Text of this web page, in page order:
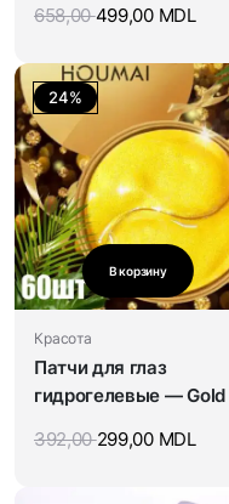
658,00499,00 MDL
24%
В корзину
Красота
Патчи для глаз
гидрогелевые — Gold
392,00299,00 MDL